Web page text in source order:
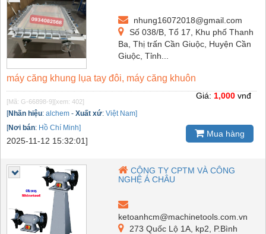
nhung16072018@gmail.com
Số 038/B, Tổ 17, Khu phố Thanh
Ba, Thị trấn Cần Giuộc, Huyện Cần
Giuộc, Tỉnh...
máy căng khung lụa tay đôi, máy căng khuôn
[Mã: G-66898-9][xem: 402]
[Nhãn hiệu: alchem - Xuất xứ: Việt Nam]
[Nơi bán: Hồ Chí Minh]
2025-11-12 15:32:01]
Giá: 1,000 vnđ
Mua hàng
CÔNG TY CPTM VÀ CÔNG
NGHỆ Á CHÂU
ketoanhcm@machinetools.com.vn
273 Quốc Lộ 1A, kp2, P.Bình